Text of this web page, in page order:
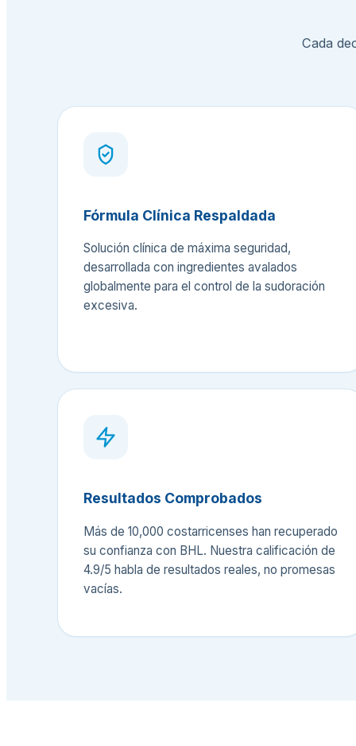
Cada
Fórmula Clínica Respaldada
Solución clínica de máxima seguridad,
desarrollada con ingredientes avalados
globalmente para el control de la sudoración
excesiva.
Resultados Comprobados
Más de 10,000 costarricenses han recuperado
su confianza con BHL. Nuestra calificación de
4.9/5 habla de resultados reales, no promesas
vacías.